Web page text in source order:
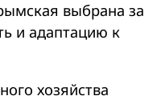
выбрана за
и адаптацию к
хозяйства